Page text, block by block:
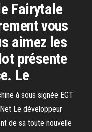
Fairytale
vous
aimez les
présente
Le
à sous signée EGT
Le développeur
de sa toute nouvelle